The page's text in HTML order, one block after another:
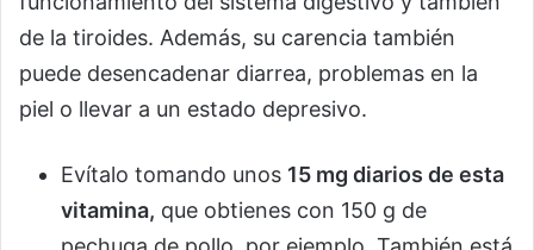
de la tiroides. Además, su carencia también
puede desencadenar diarrea, problemas en la
piel o llevar a un estado depresivo.
Evítalo tomando unos 15 mg diarios de esta
vitamina, que obtienes con 150 g de